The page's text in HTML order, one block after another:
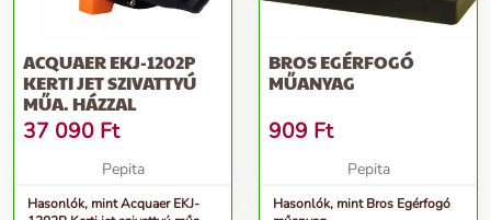
ACQUAER EKJ-1202P
KERTI JET SZIVATTYÚ
MŰA. HÁZZAL
37 090 Ft
Pepita
Hasonlók, mint Acquaer EKJ-
BROS EGÉRFOGÓ
MŰANYAG
909 Ft
Pepita
Hasonlók, mint Bros Egérfogó